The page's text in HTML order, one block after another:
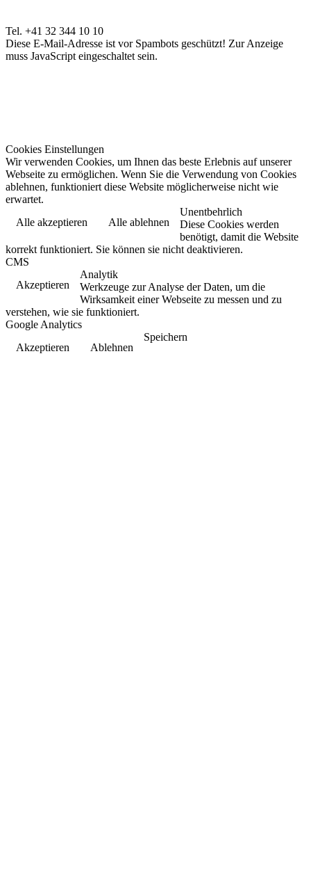
Tel. +41 32 344 10 10
Diese E-Mail-Adresse ist vor Spambots geschützt! Zur Anzeige
muss JavaScript eingeschaltet sein.
Cookies Einstellungen
Wir verwenden Cookies, um Ihnen das beste Erlebnis auf unserer
Webseite zu ermöglichen. Wenn Sie die Verwendung von Cookies
ablehnen, funktioniert diese Website möglicherweise nicht wie
erwartet.
Alle akzeptieren
Alle ablehnen
Unentbehrlich
Diese Cookies werden
benötigt, damit die Website
korrekt funktioniert. Sie können sie nicht deaktivieren.
CMS
Akzeptieren
Analytik
Werkzeuge zur Analyse der Daten, um die
Wirksamkeit einer Webseite zu messen und zu
verstehen, wie sie funktioniert.
Google Analytics
Akzeptieren
Ablehnen
Speichern